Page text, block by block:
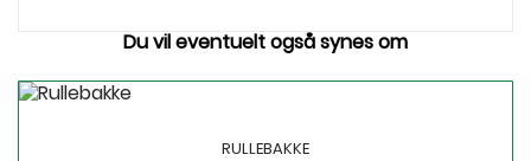
Du vil eventuelt også synes om
RULLEBAKKE